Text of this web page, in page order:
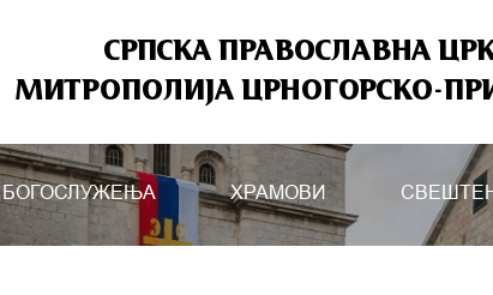
СРПСКА ПРАВОСЛАВНА
МИТРОПОЛИЈА ЦРНОГОРСКО-
БОГОСЛУЖЕЊА ХРАМОВИ